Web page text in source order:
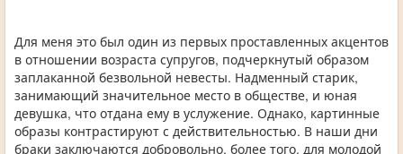
Для меня это был один из первых проставленных акцентов
в отношении возраста супругов, подчеркнутый образом
заплаканной безвольной невесты. Надменный старик,
занимающий значительное место в обществе, и юная
девушка, что отдана ему в услужение. Однако, картинные
образы контрастируют с действительностью. В наши дни
браки заключаются добровольно, более того, для молодой